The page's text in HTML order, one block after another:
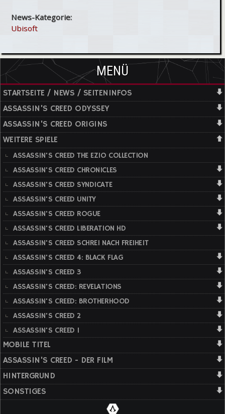
News-Kategorie:
Ubisoft
MENÜ
STARTSEITE / NEWS / SEITENINFOS
ASSASSIN'S CREED ODYSSEY
ASSASSIN'S CREED ORIGINS
WEITERE SPIELE
ASSASSIN'S CREED THE EZIO COLLECTION
ASSASSIN'S CREED CHRONICLES
ASSASSIN'S CREED SYNDICATE
ASSASSIN'S CREED UNITY
ASSASSIN'S CREED ROGUE
ASSASSIN'S CREED LIBERATION HD
ASSASSIN'S CREED SCHREI NACH FREIHEIT
ASSASSIN'S CREED 4: BLACK FLAG
ASSASSIN'S CREED 3
ASSASSIN'S CREED: REVELATIONS
ASSASSIN'S CREED: BROTHERHOOD
ASSASSIN'S CREED 2
ASSASSIN'S CREED 1
MOBILE TITEL
ASSASSIN'S CREED - DER FILM
HINTERGRUND
SONSTIGES